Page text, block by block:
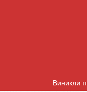
Виникли